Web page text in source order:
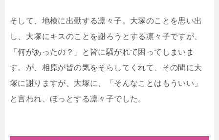
そして、地検に出勤する凛々子。大塚のことを思い出
し、大塚にキスのことを謝ろうとする凛々子ですが、
「何があったの？」と皆に騒がれて困ってしまいま
す。が、相原が皆の気をそらしてくれて、その間に大
塚に謝りますが、大塚に、「そんなことはもういい」
と言われ、ほっとする凛々子でした。